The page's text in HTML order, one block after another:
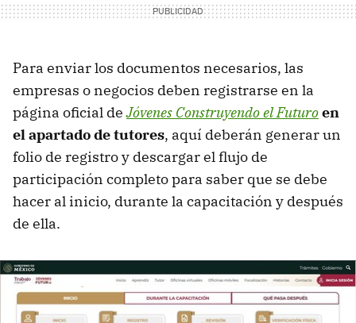
Para enviar los documentos necesarios, las
empresas o negocios deben registrarse en la
página oficial deJóvenes Construyendo el Futuroen
el apartado de tutores, aquí deberán generar un
folio de registro y descargar el flujo de
participación completo para saber que se debe
hacer al inicio, durante la capacitación y después
de ella.